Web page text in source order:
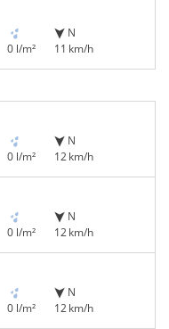
0 l/m²
N
11 km/h
0 l/m²
N
12 km/h
0 l/m²
N
12 km/h
0 l/m²
N
12 km/h